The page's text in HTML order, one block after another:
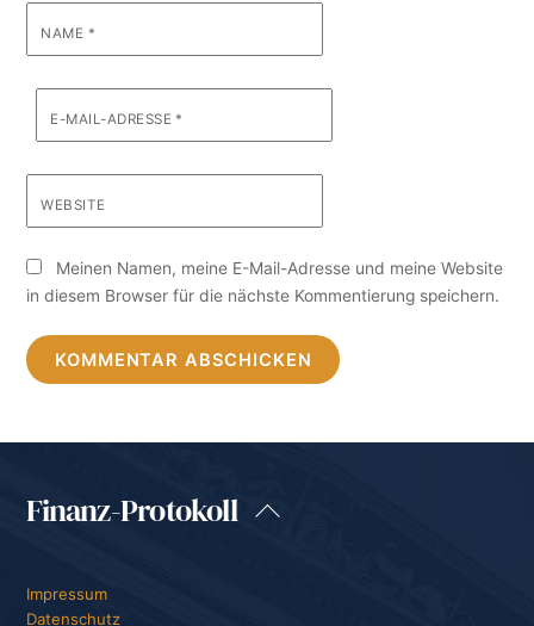
NAME *
E-MAIL-ADRESSE *
WEBSITE
Meinen Namen, meine E-Mail-Adresse und meine Website
in diesem Browser für die nächste Kommentierung speichern.
Back
Finanz-Protokoll
Impressum
Datenschutz